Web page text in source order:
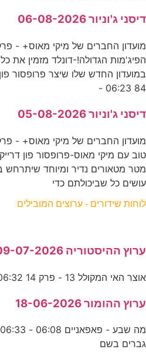
דיסני ג'וניור 06-08-2026
הפיג'מות הגדולה!-דונלד מזמין את
84 06:23 -
דיסני ג'וניור 05-08-2026
טוב עם מיקי מאוס-פרופסור פון
מטר מטאורים נדיר ומיוחד שיתרחש
עושים כל שביכולתם כדי
לוחות שידורים - ערוצים המובילים
ערוץ ההיסטוריה 09-07-2026
אוצר האי המקולל 13 - פרק 14 06:32 - 07:13 בחלקה 8, האחים
ערוץ ההומור 18-06-2026
גברים בשם